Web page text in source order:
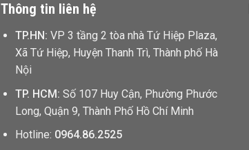
Thông tin liên hệ
TP.HN: VP 3 tầng 2 tòa nhà Tứ Hiệp Plaza,
Xã Tứ Hiệp, Huyện Thanh Trì, Thành phố Hà
Nội
TP. HCM: Số 107 Huy Cận, Phường Phước
Long, Quận 9, Thành Phố Hồ Chí Minh
Hotline: 0964.86.2525